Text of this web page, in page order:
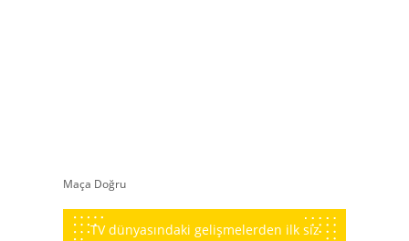
Maça Doğru
TV dünyasındaki gelişmelerden ilk siz